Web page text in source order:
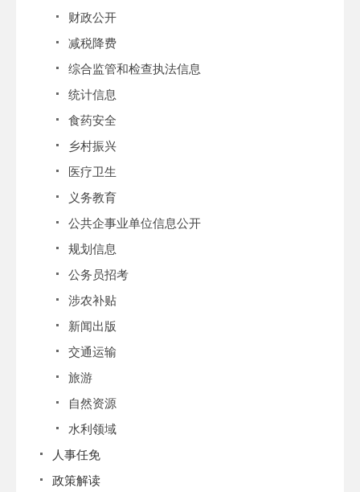
财政公开
减税降费
综合监管和检查执法信息
统计信息
食药安全
乡村振兴
医疗卫生
义务教育
公共企事业单位信息公开
规划信息
公务员招考
涉农补贴
新闻出版
交通运输
旅游
自然资源
水利领域
人事任免
政策解读